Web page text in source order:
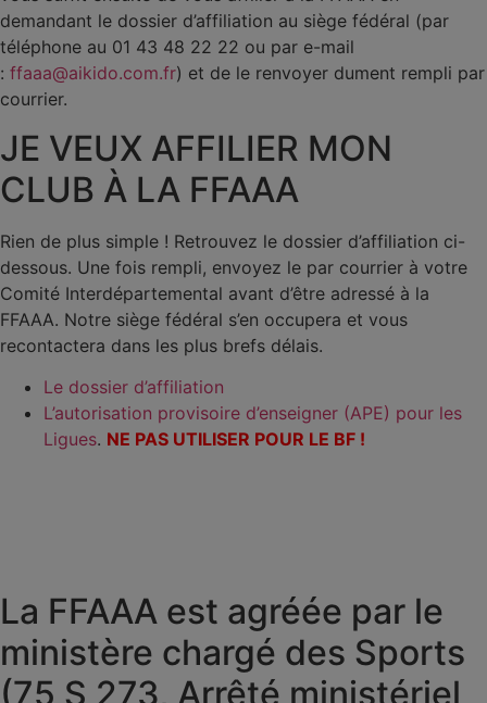
demandant le dossier d’affiliation au siège fédéral (par
téléphone au 01 43 48 22 22 ou par e-mail
: ffaaa@aikido.com.fr) et de le renvoyer dument rempli par
courrier.
JE VEUX AFFILIER MON
CLUB À LA FFAAA
Rien de plus simple ! Retrouvez le dossier d’affiliation ci-
dessous. Une fois rempli, envoyez le par courrier à votre
Comité Interdépartemental avant d’être adressé à la
FFAAA. Notre siège fédéral s’en occupera et vous
recontactera dans les plus brefs délais.
Le dossier d’affiliation
L’autorisation provisoire d’enseigner (APE) pour les
Ligues. NE PAS UTILISER POUR LE BF !
La FFAAA est agréée par le
ministère chargé des Sports
(75 S 273, Arrêté ministériel